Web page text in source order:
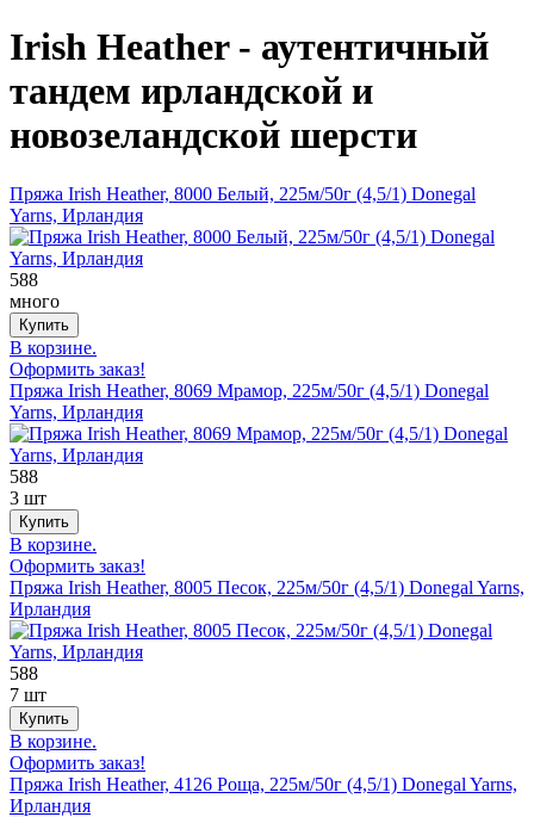
Irish Heather - аутентичный
тандем ирландской и
новозеландской шерсти
Пряжа Irish Heather, 8000 Белый, 225м/50г (4,5/1) Donegal
Yarns, Ирландия
588
много
В корзине.
Оформить заказ!
Пряжа Irish Heather, 8069 Мрамор, 225м/50г (4,5/1) Donegal
Yarns, Ирландия
588
3 шт
В корзине.
Оформить заказ!
Пряжа Irish Heather, 8005 Песок, 225м/50г (4,5/1) Donegal Yarns,
Ирландия
588
7 шт
В корзине.
Оформить заказ!
Пряжа Irish Heather, 4126 Роща, 225м/50г (4,5/1) Donegal Yarns,
Ирландия